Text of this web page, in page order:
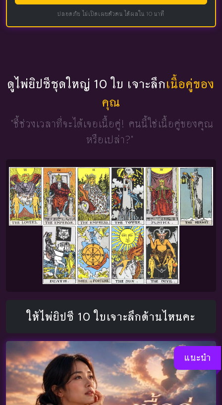
ปลอดภัย ไม่เปิดเผยตัวตน ได้ผลใน 10 นาที
ดูไพ่ยิปซีชุดใหญ่ 10 ใบ เจาะลึกเนื้อคู่ของ
คุณ
"ชี้ช่วงเวลาที่จะได้เจอเนื้อคู่! คนนี้ใช่เนื้อคู่ของคุณ
หรือเปล่า?"
ให้ไพ่ยิปซี 10 ใบเจาะลึกด้านไหนคะ
แนะนำ